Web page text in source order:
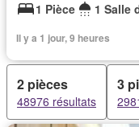
1 Pièce
1 Salle
Il y a 1 jour, 9 heures
2 pièces
48976 résultats
3